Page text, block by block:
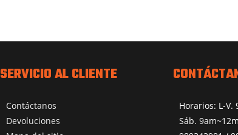
SERVICIO AL CLIENTE
Contáctanos
Devoluciones
Horarios: L-V.
Sáb. 9am~12m